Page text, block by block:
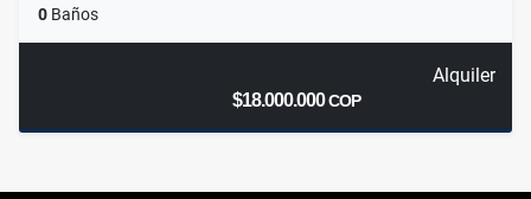
0 Baños
Alquiler
$18.000.000COP